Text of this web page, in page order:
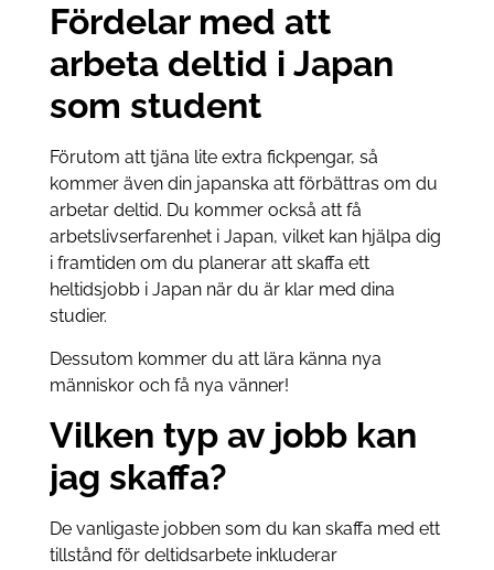
Fördelar med att
arbeta deltid i Japan
som student
Förutom att tjäna lite extra fickpengar, så
kommer även din japanska att förbättras om du
arbetar deltid. Du kommer också att få
arbetslivserfarenhet i Japan, vilket kan hjälpa dig
i framtiden om du planerar att skaffa ett
heltidsjobb i Japan när du är klar med dina
studier.
Dessutom kommer du att lära känna nya
människor och få nya vänner!
Vilken typ av jobb kan
jag skaffa?
De vanligaste jobben som du kan skaffa med ett
tillstånd för deltidsarbete inkluderar